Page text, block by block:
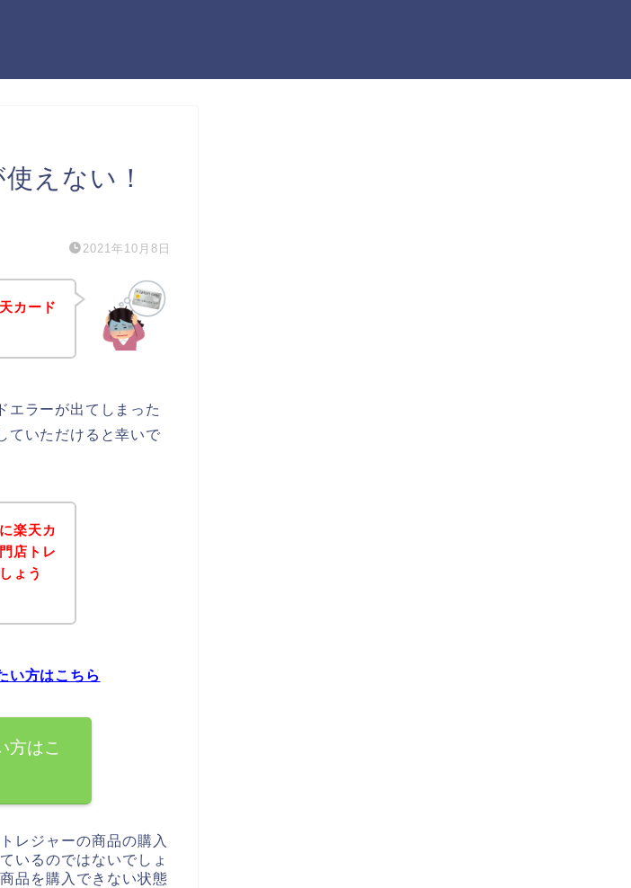
えない！
2021年10月8日
カード
エラーが出てしまった
ていただけると幸いで
楽天カ
店トレ
ょう
い方はこちら
方はこ
レジャーの商品の購入
いるのではないでしょ
品を購入できない状態